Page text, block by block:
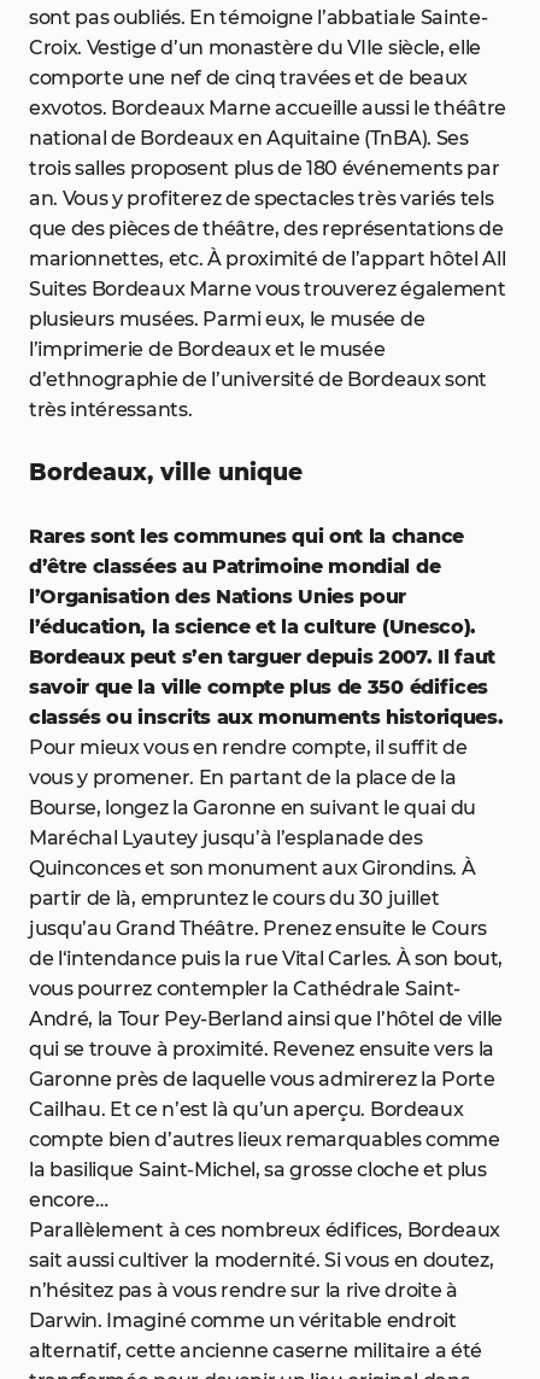
sont pas oubliés. En témoigne l’abbatiale Sainte-
Croix. Vestige d’un monastère du VIIe siècle, elle
comporte une nef de cinq travées et de beaux
exvotos. Bordeaux Marne accueille aussi le théâtre
national de Bordeaux en Aquitaine (TnBA). Ses
trois salles proposent plus de 180 événements par
an. Vous y profiterez de spectacles très variés tels
que des pièces de théâtre, des représentations de
marionnettes, etc. À proximité de l’appart hôtel All
Suites Bordeaux Marne vous trouverez également
plusieurs musées. Parmi eux, le musée de
l’imprimerie de Bordeaux et le musée
d’ethnographie de l’université de Bordeaux sont
très intéressants.
Bordeaux, ville unique
Rares sont les communes qui ont la chance
d’être classées au Patrimoine mondial de
l’Organisation des Nations Unies pour
l’éducation, la science et la culture (Unesco).
Bordeaux peut s’en targuer depuis 2007. Il faut
savoir que la ville compte plus de 350 édifices
classés ou inscrits aux monuments historiques.
Pour mieux vous en rendre compte, il suffit de
vous y promener. En partant de la place de la
Bourse, longez la Garonne en suivant le quai du
Maréchal Lyautey jusqu’à l’esplanade des
Quinconces et son monument aux Girondins. À
partir de là, empruntez le cours du 30 juillet
jusqu’au Grand Théâtre. Prenez ensuite le Cours
de l‘intendance puis la rue Vital Carles. À son bout,
vous pourrez contempler la Cathédrale Saint-
André, la Tour Pey-Berland ainsi que l’hôtel de ville
qui se trouve à proximité. Revenez ensuite vers la
Garonne près de laquelle vous admirerez la Porte
Cailhau. Et ce n’est là qu’un aperçu. Bordeaux
compte bien d’autres lieux remarquables comme
la basilique Saint-Michel, sa grosse cloche et plus
encore…
Parallèlement à ces nombreux édifices, Bordeaux
sait aussi cultiver la modernité. Si vous en doutez,
n’hésitez pas à vous rendre sur la rive droite à
Darwin. Imaginé comme un véritable endroit
alternatif, cette ancienne caserne militaire a été